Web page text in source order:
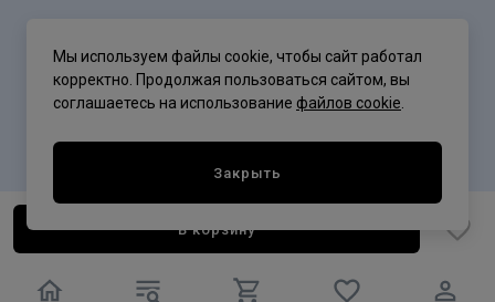
В корзину
Мы используем файлы cookie, чтобы сайт работал
корректно. Продолжая пользоваться сайтом, вы
соглашаетесь на использование файлов cookie
Закрыть